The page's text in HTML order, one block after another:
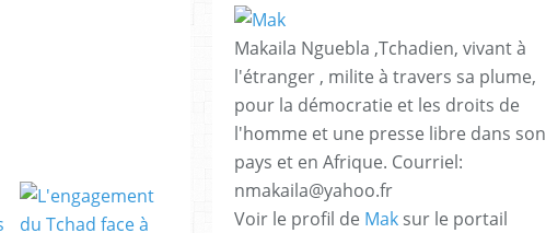
Makaila Nguebla ,Tchadien, vivant à
l'étranger , milite à travers sa plume,
pour la démocratie et les droits de
l'homme et une presse libre dans son
pays et en Afrique. Courriel:
nmakaila@yahoo.fr
Voir le profil de Mak sur le portail